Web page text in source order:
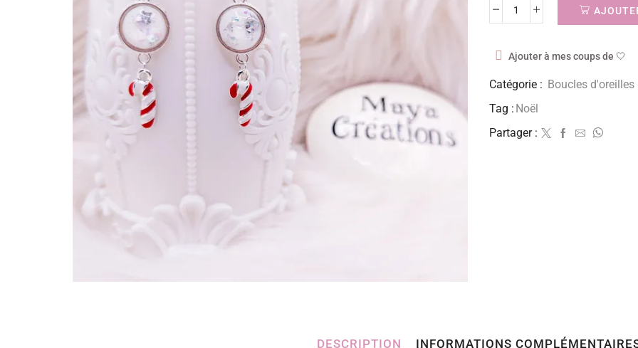
Ajouter à mes coups de 🤍
Catégorie : Boucles d'oreilles
Tag : Noël
Partager :
DESCRIPTION INFORMATIONS